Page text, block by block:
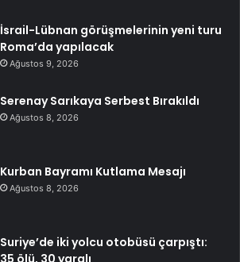
İsrail-Lübnan görüşmelerinin yeni turu
Roma’da yapılacak
Ağustos 9, 2026
Serenay Sarıkaya Serbest Bırakıldı
Ağustos 8, 2026
Kurban Bayramı Kutlama Mesajı
Ağustos 8, 2026
Suriye’de iki yolcu otobüsü çarpıştı: